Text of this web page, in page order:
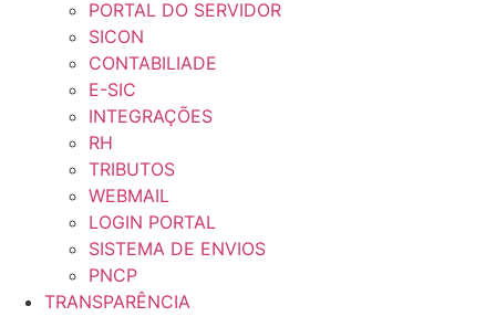
PORTAL DO SERVIDOR
SICON
CONTABILIADE
E-SIC
INTEGRAÇÕES
RH
TRIBUTOS
WEBMAIL
LOGIN PORTAL
SISTEMA DE ENVIOS
PNCP
TRANSPARÊNCIA